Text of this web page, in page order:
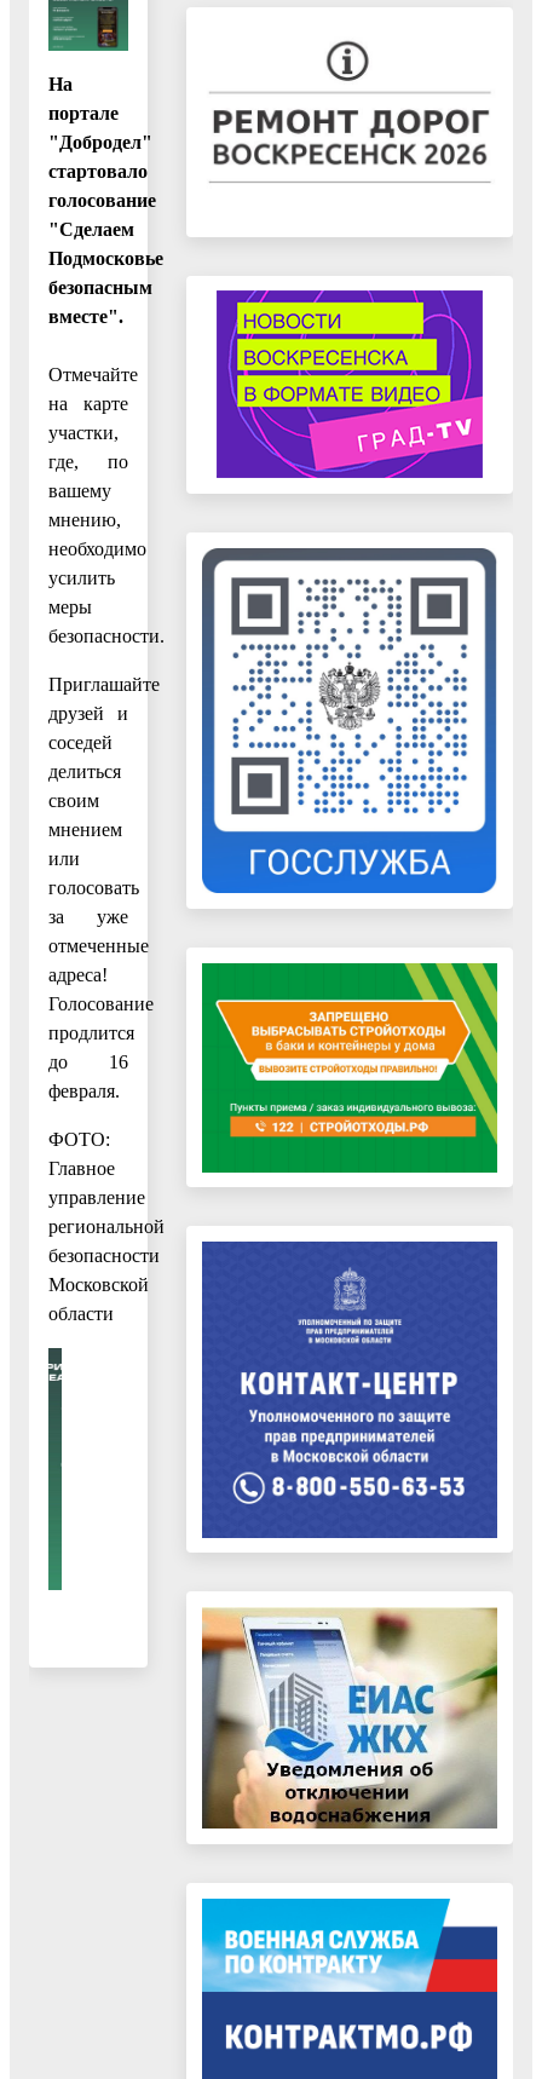
На
портале
"Добродел"
стартовало
голосование
"Сделаем
Подмосковье
безопасным
вместе".
Отмечайте
на карте
участки,
где, по
вашему
мнению,
необходимо
усилить
меры
безопасности.
Приглашайте
друзей и
соседей
делиться
своим
мнением
или
голосовать
за уже
отмеченные
адреса!
Голосование
продлится
до 16
февраля.
ФОТО:
Главное
управление
региональной
безопасности
Московской
области